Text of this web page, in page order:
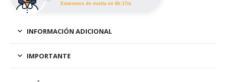
Estaremos de vuelta en 6h:17m
INFORMACIÓN ADICIONAL
IMPORTANTE